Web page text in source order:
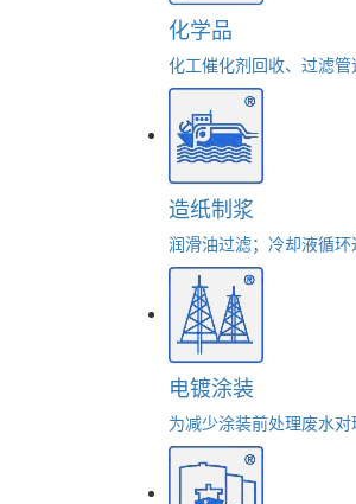
化学品
化工催化剂回收、过滤
造纸制浆
润滑油过滤；冷却液循
电镀涂装
为减少涂装前处理废水